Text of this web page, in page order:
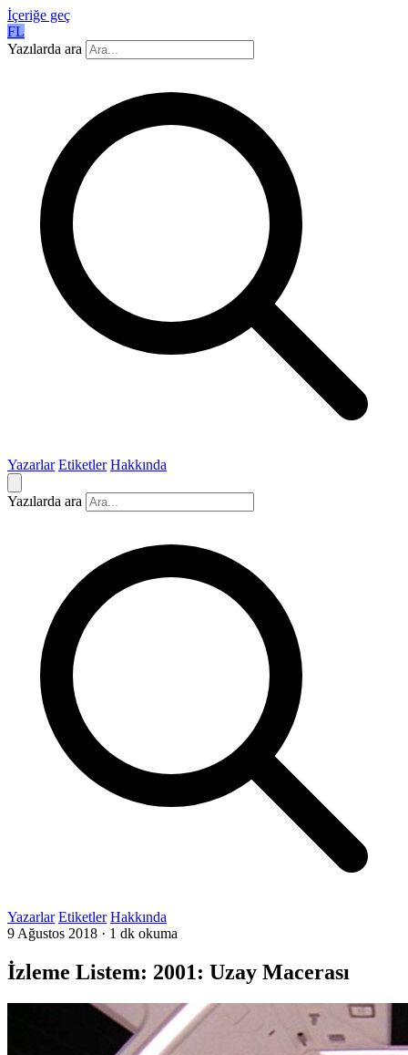
İçeriğe geç
FL
Yazılarda ara
Yazarlar Etiketler Hakkında
Yazılarda ara
Yazarlar Etiketler Hakkında
9 Ağustos 2018 · 1 dk okuma
İzleme Listem: 2001: Uzay Macerası